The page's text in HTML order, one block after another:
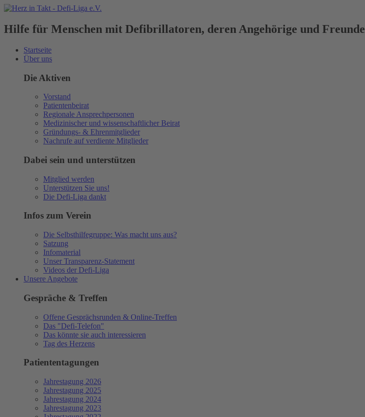
Hilfe für Menschen mit Defibrillatoren, deren Angehörige und Freunde
Startseite
Über uns
Die Aktiven
Vorstand
Patientenbeirat
Regionale Ansprechpersonen
Medizinischer und wissenschaftlicher Beirat
Gründungs- & Ehrenmitglieder
Nachrufe auf verdiente Mitglieder
Dabei sein und unterstützen
Mitglied werden
Unterstützen Sie uns!
Die Defi-Liga dankt
Infos zum Verein
Die Selbsthilfegruppe: Was macht uns aus?
Satzung
Infomaterial
Unser Transparenz-Statement
Videos der Defi-Liga
Unsere Angebote
Gespräche & Treffen
Offene Gesprächsrunden & Online-Treffen
Das "Defi-Telefon"
Das könnte sie auch interessieren
Tag des Herzens
Patiententagungen
Jahrestagung 2026
Jahrestagung 2025
Jahrestagung 2024
Jahrestagung 2023